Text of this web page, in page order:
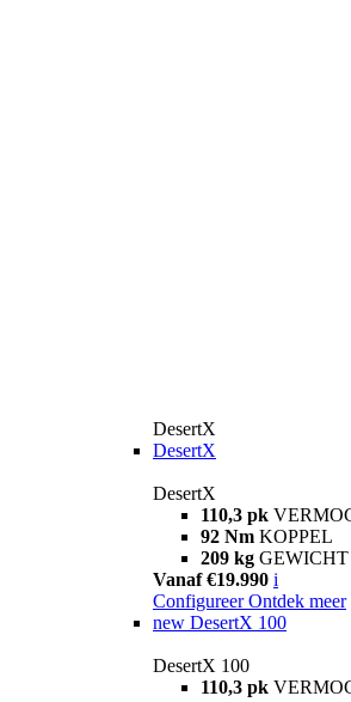
DesertX
DesertX
DesertX
110,3 pk
92 Nm KOPPEL
209 kg GEWICHT
Vanaf €19.990 i
Configureer Ontdek meer
new DesertX 100
DesertX 100
110,3 pk